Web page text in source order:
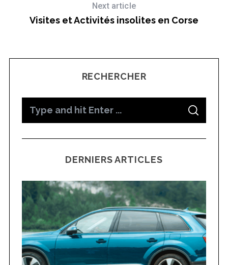
Next article
Visites et Activités insolites en Corse
RECHERCHER
f
o
r
:
S
A
C
DERNIERS ARTICLES